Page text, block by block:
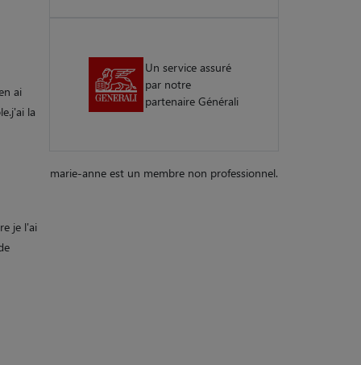
ai
la
je l'ai
Un service assuré
par notre
partenaire Générali
marie-anne est un membre non professionnel.